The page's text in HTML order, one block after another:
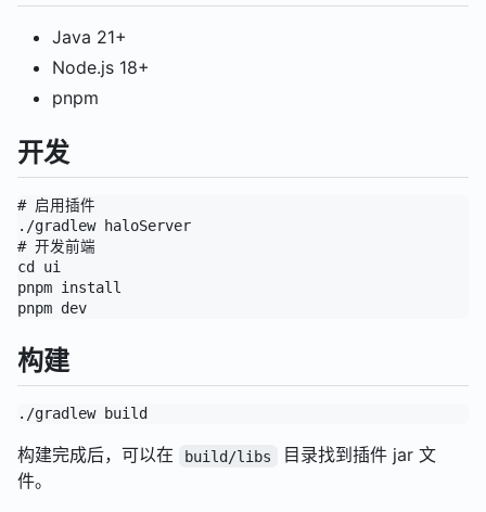
Java 21+
Node.js 18+
pnpm
开发
# 启用插件
./gradlew haloServer
# 开发前端
cd ui
pnpm install
构建
构建完成后，可以在 build/libs
目录找到插件 jar 文
件。